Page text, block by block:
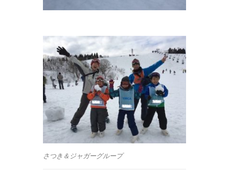
さつき＆ジャガーグループ